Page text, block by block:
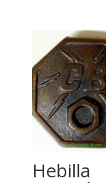
Hebilla